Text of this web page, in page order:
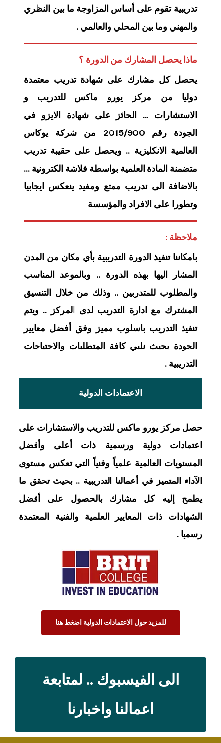
تدريبية تقوم على أساس المزاوجة ما بين النظري
والمهني وما بين المحلي والعالمي .
ماذا يحصل المشارك من الدورة ؟
يحصل كل مشارك على شهادة تدريب معتمدة
دوليا من مركز يورو ماكس للتدريب و
الاستشارات … الحائز على شهادة الايزو في
الجودة رقم 2015/900 من شركة يوكاس
العالمية الانكليزية .. ويحصل على حقيبة تدريب
متضمنة المادة العلمية بواسطة فلاشة الكترونية …
بالاضافة الى تدريب ممتع ومفيد ينعكس ايجابيا
وتطورا على الافراد والمؤسسة
ملاحظة :
بامكاننا تنفيذ الدورة التدريبية بأي مكان من المدن
المشار اليها بهذه الدورة .. وبالموعد المناسب
والمطلوب للمتدربين .. وذلك من خلال التنسيق
المشترك مع ادارة التدريب لدى المركز .. ويتم
تنفيذ التدريب باسلوب مميز وفق أفضل معايير
الجودة بحيث نلبي كافة المتطلبات والاحتياجات
التدريبية .
الاعتمادات الدولية
حصل مركز يورو ماكس للتدريب والاستشارات على
اعتمادات دولية ورسمية ذات أعلى وأفضل
المستويات العالمية علمياً وفنياً التي تعكس مستوى
الآداء المتميز في أعمالنا التدريبية .. بحيث تحقق ما
يطمح إليه كل مشارك بالحصول على أفضل
الشهادات ذات المعايير العلمية والفنية المعتمدة
رسميا .
للمزيد حول الاعتمادات الدولية اضغط هنا
الى الفيسبوك .. لمتابعة
اعمالنا واخبارنا